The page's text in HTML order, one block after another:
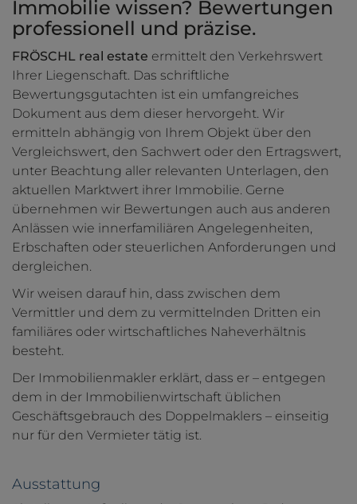
Immobilie wissen? Bewertungen
professionell und präzise.
FRÖSCHL real estate ermittelt den Verkehrswert
Ihrer Liegenschaft. Das schriftliche
Bewertungsgutachten ist ein umfangreiches
Dokument aus dem dieser hervorgeht. Wir
ermitteln abhängig von Ihrem Objekt über den
Vergleichswert, den Sachwert oder den Ertragswert,
unter Beachtung aller relevanten Unterlagen, den
aktuellen Marktwert ihrer Immobilie. Gerne
übernehmen wir Bewertungen auch aus anderen
Anlässen wie innerfamiliären Angelegenheiten,
Erbschaften oder steuerlichen Anforderungen und
dergleichen.
Wir weisen darauf hin, dass zwischen dem
Vermittler und dem zu vermittelnden Dritten ein
familiäres oder wirtschaftliches Naheverhältnis
besteht.
Der Immobilienmakler erklärt, dass er – entgegen
dem in der Immobilienwirtschaft üblichen
Geschäftsgebrauch des Doppelmaklers – einseitig
nur für den Vermieter tätig ist.
Ausstattung